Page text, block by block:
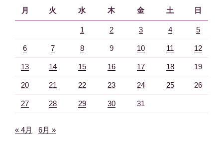
月
火 水 木 金 土 日
1 2 3 4 5
6 7 8 9 10 11 12
13 14 15 16 17 18 19
20 21 22 23 24 25 26
27 28 29 30 31
« 4月 6月 »